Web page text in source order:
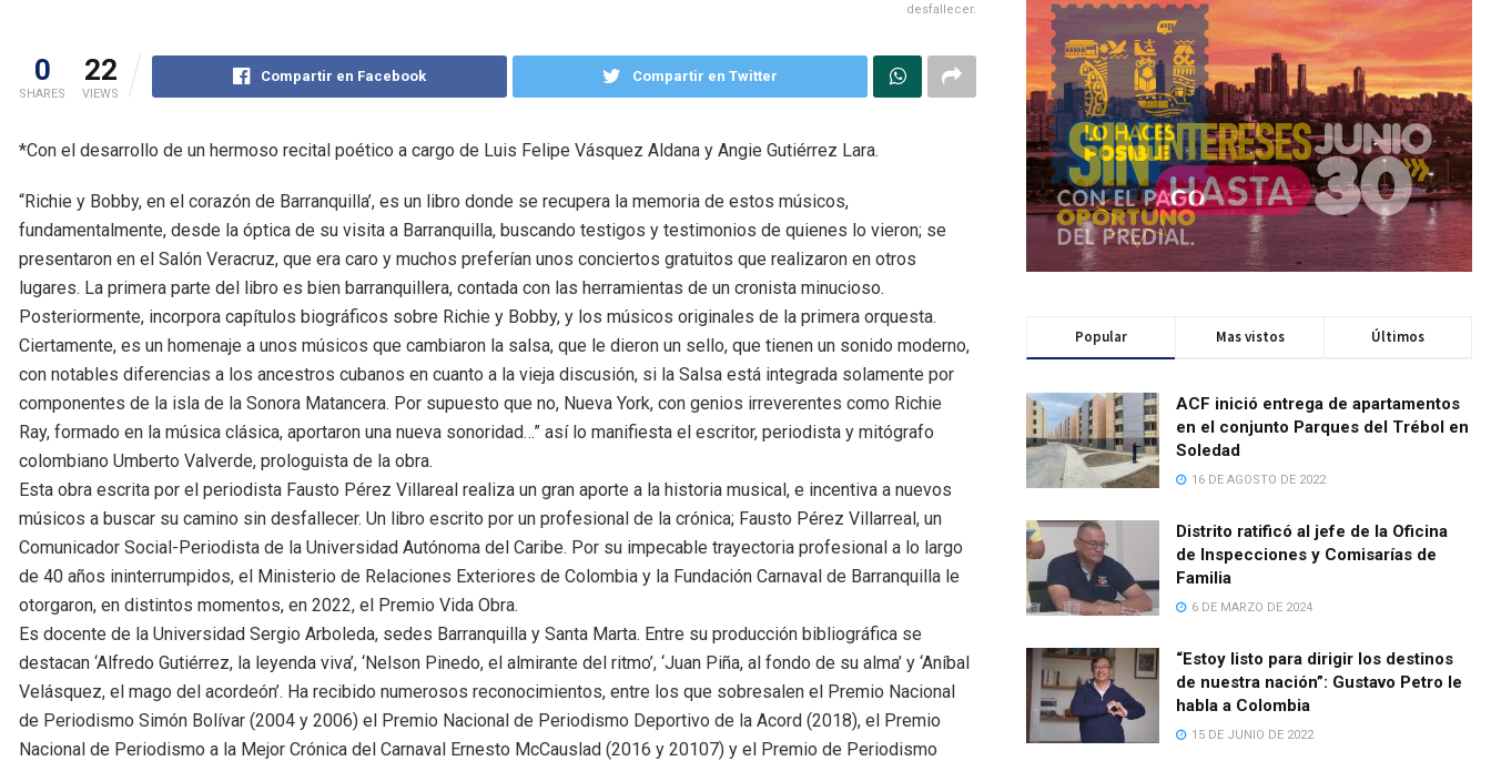
desfallecer.
0
SHARES
22
VIEWS
Compartir en Facebook Compartir en Twitter
*Con el desarrollo de un hermoso recital poético a cargo de Luis Felipe Vásquez Aldana y Angie Gutiérrez Lara.
“Richie y Bobby, en el corazón de Barranquilla’, es un libro donde se recupera la memoria de estos músicos,
fundamentalmente, desde la óptica de su visita a Barranquilla, buscando testigos y testimonios de quienes lo vieron; se
presentaron en el Salón Veracruz, que era caro y muchos preferían unos conciertos gratuitos que realizaron en otros
lugares. La primera parte del libro es bien barranquillera, contada con las herramientas de un cronista minucioso.
Posteriormente, incorpora capítulos biográficos sobre Richie y Bobby, y los músicos originales de la primera orquesta.
Ciertamente, es un homenaje a unos músicos que cambiaron la salsa, que le dieron un sello, que tienen un sonido moderno,
con notables diferencias a los ancestros cubanos en cuanto a la vieja discusión, si la Salsa está integrada solamente por
componentes de la isla de la Sonora Matancera. Por supuesto que no, Nueva York, con genios irreverentes como Richie
Ray, formado en la música clásica, aportaron una nueva sonoridad…” así lo manifiesta el escritor, periodista y mitógrafo
colombiano Umberto Valverde, prologuista de la obra.
Esta obra escrita por el periodista Fausto Pérez Villareal realiza un gran aporte a la historia musical, e incentiva a nuevos
músicos a buscar su camino sin desfallecer. Un libro escrito por un profesional de la crónica; Fausto Pérez Villarreal, un
Comunicador Social-Periodista de la Universidad Autónoma del Caribe. Por su impecable trayectoria profesional a lo largo
de 40 años ininterrumpidos, el Ministerio de Relaciones Exteriores de Colombia y la Fundación Carnaval de Barranquilla le
otorgaron, en distintos momentos, en 2022, el Premio Vida Obra.
Es docente de la Universidad Sergio Arboleda, sedes Barranquilla y Santa Marta. Entre su producción bibliográfica se
destacan ‘Alfredo Gutiérrez, la leyenda viva’, ‘Nelson Pinedo, el almirante del ritmo’, ‘Juan Piña, al fondo de su alma’ y ‘Aníbal
Velásquez, el mago del acordeón’. Ha recibido numerosos reconocimientos, entre los que sobresalen el Premio Nacional
de Periodismo Simón Bolívar (2004 y 2006) el Premio Nacional de Periodismo Deportivo de la Acord (2018), el Premio
Nacional de Periodismo a la Mejor Crónica del Carnaval Ernesto McCauslad (2016 y 20107) y el Premio de Periodismo
Popular Mas vistos Últimos
ACF inició entrega de apartamentos
en el conjunto Parques del Trébol en
Soledad
16 DE AGOSTO DE 2022
Distrito ratificó al jefe de la Oficina
de Inspecciones y Comisarías de
Familia
6 DE MARZO DE 2024
“Estoy listo para dirigir los destinos
de nuestra nación”: Gustavo Petro le
habla a Colombia
15 DE JUNIO DE 2022